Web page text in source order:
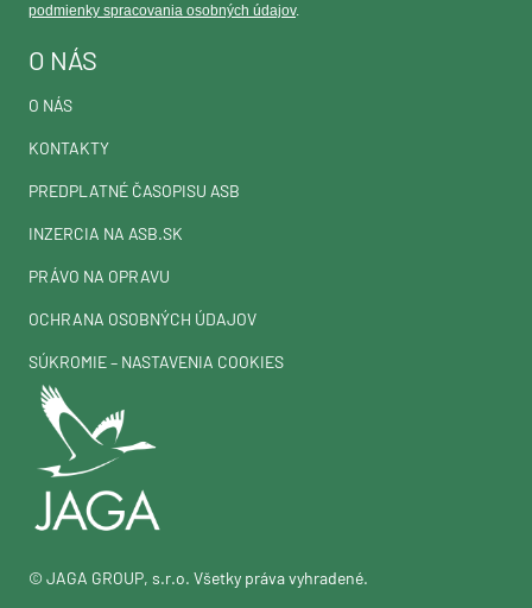
© JAGA GROUP, s.r.o. Všetky práva vyhradené.
O NÁS
O NÁS
KONTAKTY
PREDPLATNÉ ČASOPISU ASB
INZERCIA NA ASB.SK
PRÁVO NA OPRAVU
OCHRANA OSOBNÝCH ÚDAJOV
SÚKROMIE – NASTAVENIA COOKIES
podmienky spracovania osobných údajov.